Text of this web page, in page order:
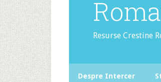
Resurse Crestine
Despre Intercer